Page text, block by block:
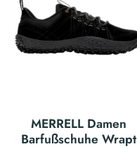
MERRELL Damen
Barfußschuhe Wrapt